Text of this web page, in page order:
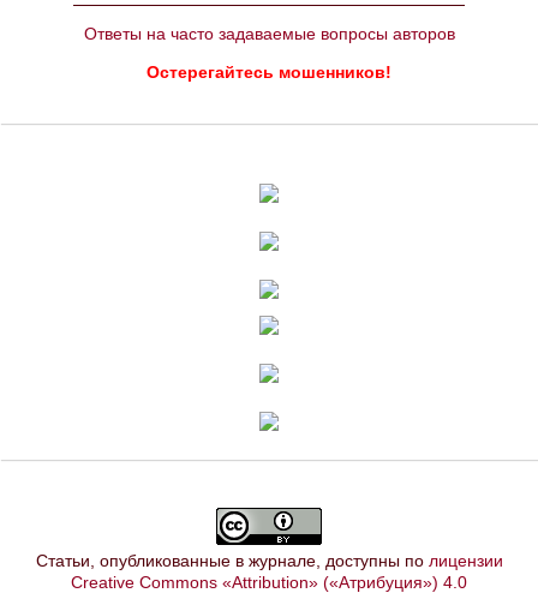
Ответы на часто задаваемые вопросы авторов
Остерегайтесь мошенников!
Статьи, опубликованные в журнале, доступны по лицензии
Creative Commons «Attribution» («Атрибуция») 4.0